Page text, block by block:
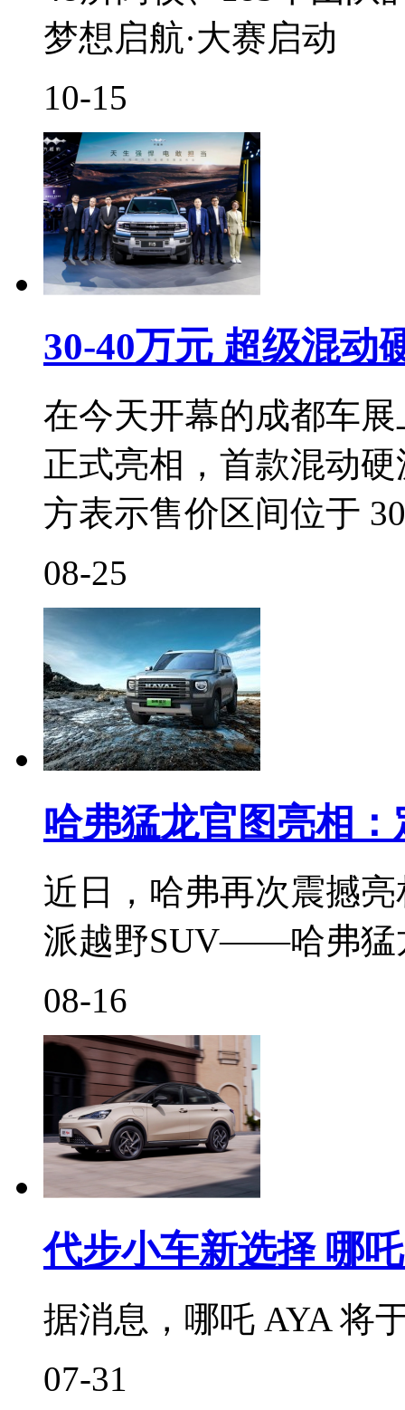
梦想启航·大赛启动
10-15
30-40万元 超级混动
在今天开幕的成都车
正式亮相，首款混动
方表示售价区间位于
08-25
哈弗猛龙官图亮相
近日，哈弗再次震撼
派越野SUV——哈弗猛
08-16
代步小车新选择 哪
据消息，哪吒 AYA 将
07-31